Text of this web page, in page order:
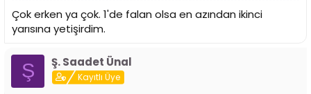
Çok erken ya çok. 1'de falan olsa en azından ikinci
yarısına yetişirdim.
Ş Ş. Saadet Ünal
Kayıtlı Üye